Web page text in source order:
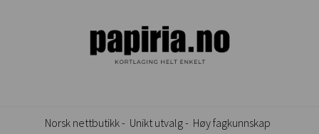
Norsk nettbutikk - Unikt utvalg - Høy fagkunnskap